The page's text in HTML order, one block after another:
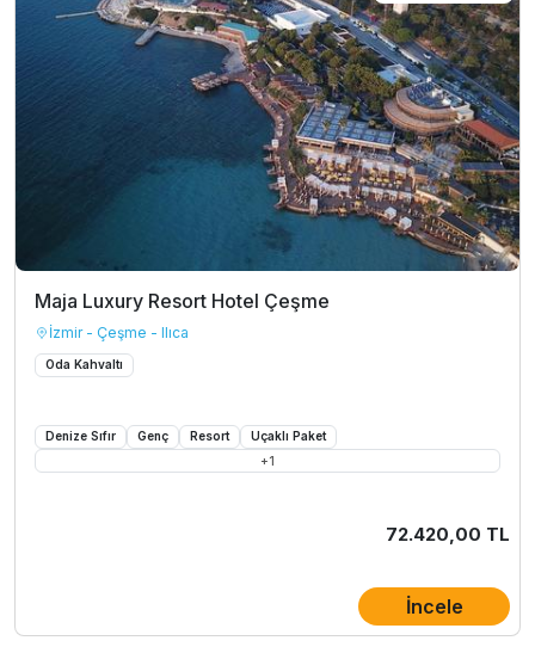
Maja Luxury Resort Hotel Çeşme
İzmir - Çeşme - Ilıca
Oda Kahvaltı
Denize Sıfır Genç Resort
Uçaklı Paket
+1
72.420,00 TL
İncele